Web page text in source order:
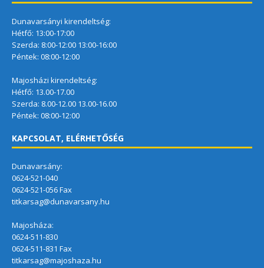
Dunavarsányi kirendeltség:
Hétfő: 13:00-17:00
Szerda: 8:00-12:00 13:00-16:00
Péntek: 08:00-12:00
Majosházi kirendeltség:
Hétfő: 13.00-17.00
Szerda: 8.00-12.00 13.00-16.00
Péntek: 08:00-12:00
KAPCSOLAT, ELÉRHETŐSÉG
Dunavarsány:
0624-521-040
0624-521-056 Fax
titkarsag@dunavarsany.hu
Majosháza:
0624-511-830
0624-511-831 Fax
titkarsag@majoshaza.hu